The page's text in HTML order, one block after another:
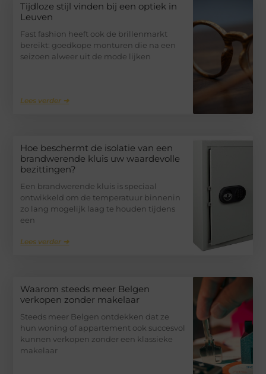
Tijdloze stijl vinden bij een optiek in
Leuven
Fast fashion heeft ook de brillenmarkt
bereikt: goedkope monturen die na een
seizoen alweer uit de mode lijken
Lees verder ➜
Hoe beschermt de isolatie van een
brandwerende kluis uw waardevolle
bezittingen?
Een brandwerende kluis is speciaal
ontwikkeld om de temperatuur binnenin
zo lang mogelijk laag te houden tijdens
een
Lees verder ➜
Waarom steeds meer Belgen
verkopen zonder makelaar
Steeds meer Belgen ontdekken dat ze
hun woning of appartement ook succesvol
kunnen verkopen zonder een klassieke
makelaar